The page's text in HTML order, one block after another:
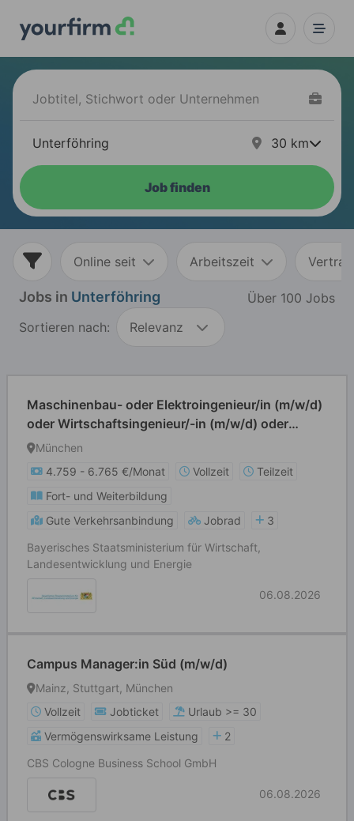
30 km
Job finden
Online seit Arbeitszeit
Jobs in Unterföhring
Über 100 Jobs
Sortieren nach:
Relevanz
Maschinenbau- oder Elektroingenieur/in (m/w/d)
oder Wirtschaftsingenieur/-in (m/w/d) oder
Informatiker/in (m/w/d) oder Physiker/in (m/w/d)
München
4.759 - 6.765 €/Monat
Vollzeit
Teilzeit
Fort- und Weiterbildung
Gute Verkehrsanbindung
Jobrad
3
Bayerisches Staatsministerium für Wirtschaft,
Landesentwicklung und Energie
06.08.2026
Campus Manager:in Süd (m/w/d)
Mainz, Stuttgart, München
Vollzeit
Jobticket
Urlaub >= 30
Vermögenswirksame Leistung
2
CBS Cologne Business School GmbH
06.08.2026